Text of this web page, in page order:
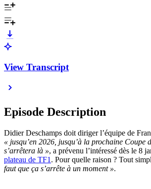
View Transcript
Episode Description
Didier Deschamps doit diriger l’équipe de
« jusqu’en 2026, jusqu’à la prochaine Coupe
s’arrêtera là », a prévenu l’intéressé dès le 8
plateau de TF1 . Pour quelle raison ? Tout
faut que ça s’arrête à un moment ».